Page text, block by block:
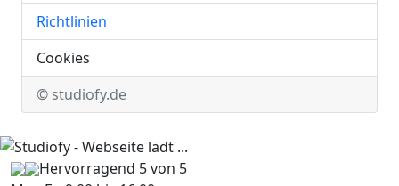
Richtlinien
Cookies
© studiofy.de
Hervorragend 5 von 5